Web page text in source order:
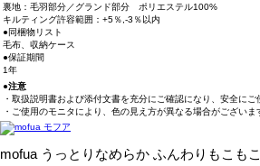
裏地：毛羽部分／グランド部分 ポリエステル100%
キルティング許容範囲：+5％,-3％以内
●同梱物リスト
毛布、収納ケース
●保証期間
1年
●注意
・取扱説明書および添付文書を充分にご確認になり、安全にご
・ご使用のモニタにより、色の見え方が異なる場合がございま
mofua うっとりなめらか ふんわりもこも